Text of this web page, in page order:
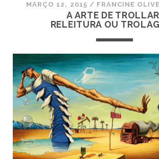
MARÇO 12, 2015 / FRANCINE
A ARTE DE
RELEITURA OU